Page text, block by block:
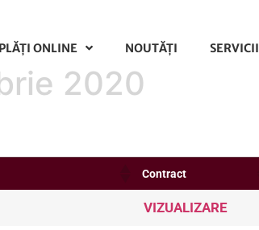
PLĂŢI ONLINE NOUTĂȚI SERVICII
2020
Contract
VIZUALIZARE